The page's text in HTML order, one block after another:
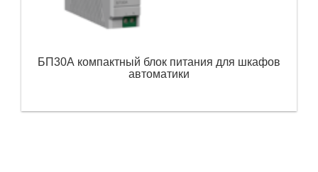
БП30А компактный блок питания для шкафов
автоматики